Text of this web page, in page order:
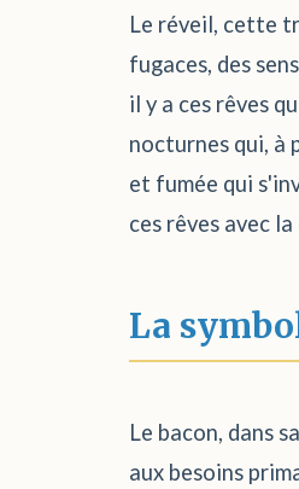
Le réveil, cette
fugaces, des
il y a ces rêves
nocturnes qui, à
et fumée qui
ces rêves avec
La
Le bacon, dans
aux besoins